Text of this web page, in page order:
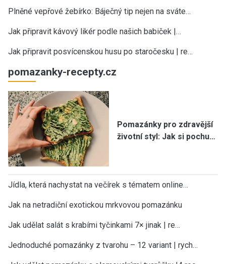
Plněné vepřové žebírko: Báječný tip nejen na sváte…
Jak připravit kávový likér podle našich babiček |…
Jak připravit posvícenskou husu po staročesku | re…
pomazanky-recepty.cz
Pomazánky pro zdravější
životní styl: Jak si pochu…
Jídla, která nachystat na večírek s tématem online…
Jak na netradiční exotickou mrkvovou pomazánku
Jak udělat salát s krabími tyčinkami 7× jinak | re…
Jednoduché pomazánky z tvarohu – 12 variant | rych…